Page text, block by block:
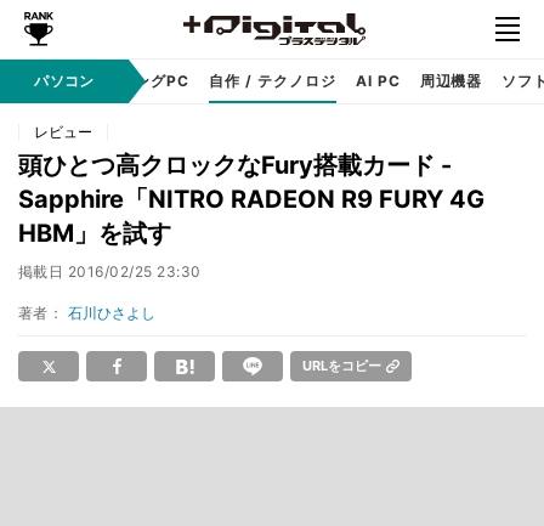
パソコン
PC本体 ゲーミングPC 自作 / テクノロジ AI PC 周辺機器 ソフ
レビュー
頭ひとつ高クロックなFury搭載カード -
Sapphire「NITRO RADEON R9 FURY 4G
HBM」を試す
掲載日 2016/02/25 23:30
著者： 石川ひさよし
URLをコピー